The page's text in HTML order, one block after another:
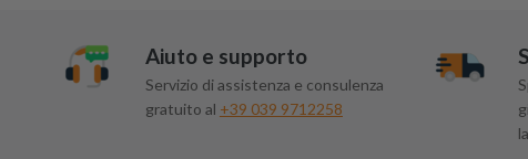
Aiuto e supporto
Servizio di assistenza e consulenza
gratuito al +39 039 9712258